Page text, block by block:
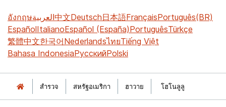
อังกฤษالعربية中文Deutsch日本語FrançaisPortuguês(BR)
EspañolItalianoEspañol (España)PortuguêsTürkçe
繁體中文한국어NederlandsไทยTiếng Việt
Bahasa IndonesiaРусскийPolski
สำรวจ สหรัฐอเมริกา ฮาวาย โฮโนลูลู